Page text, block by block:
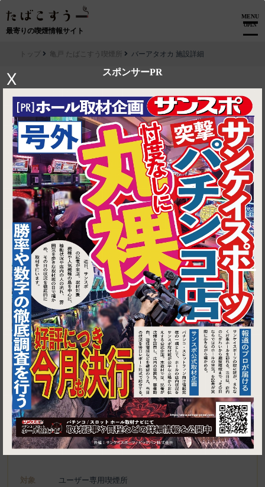
最寄りの喫煙情報サイト
MENU
OPEN
スポンサーPR
X
1
トップ 亀戸 たばこすう喫煙所 バーアタオカ 施設詳細
▶ ルートを見る
亀戸 たばこすう喫煙所│バーアタオカ
東京都江東区亀戸2-26-5 亀戸第２ミハマビル 202
施設名 バーアタオカ
電話 070-8380-5563
種別 ユーザー専用喫煙所、喫煙可能施設
対象 ユーザー専用喫煙所